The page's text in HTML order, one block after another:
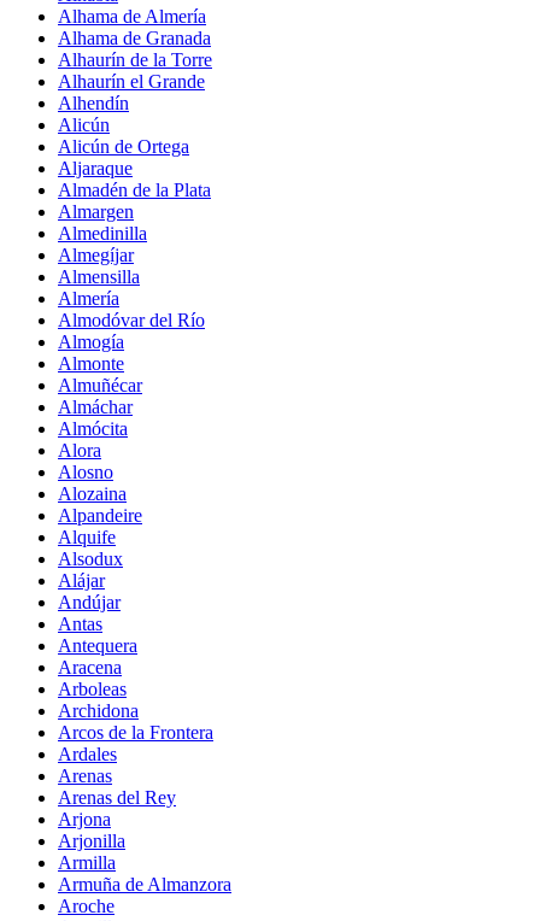
Alhama de Almería
Alhama de Granada
Alhaurín de la Torre
Alhaurín el Grande
Alhendín
Alicún
Alicún de Ortega
Aljaraque
Almadén de la Plata
Almargen
Almedinilla
Almegíjar
Almensilla
Almería
Almodóvar del Río
Almogía
Almonte
Almuñécar
Almáchar
Almócita
Alora
Alosno
Alozaina
Alpandeire
Alquife
Alsodux
Alájar
Andújar
Antas
Antequera
Aracena
Arboleas
Archidona
Arcos de la Frontera
Ardales
Arenas
Arenas del Rey
Arjona
Arjonilla
Armilla
Armuña de Almanzora
Aroche